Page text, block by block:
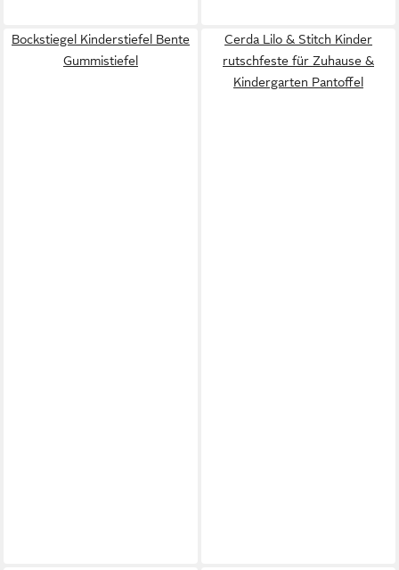
Bockstiegel Kinderstiefel Bente
Gummistiefel
Cerda Lilo & Stitch Kinder
rutschfeste für Zuhause &
Kindergarten Pantoffel